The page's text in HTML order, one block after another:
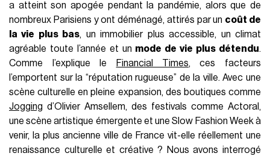
a atteint son apogée pendant la pandémie, alors que de
nombreux Parisiens y ont déménagé, attirés par un coût de
la vie plus bas, un immobilier plus accessible, un climat
agréable toute l’année et un mode de vie plus détendu.
Comme l’explique le
Financial Times, ces facteurs
l’emportent sur la “réputation rugueuse” de la ville. Avec une
scène culturelle en pleine expansion, des boutiques comme
Jogging d’Olivier Amsellem, des festivals comme Actoral,
une scène artistique émergente et une Slow Fashion Week à
venir, la plus ancienne ville de France vit-elle réellement une
renaissance culturelle et créative ? Nous avons interrogé